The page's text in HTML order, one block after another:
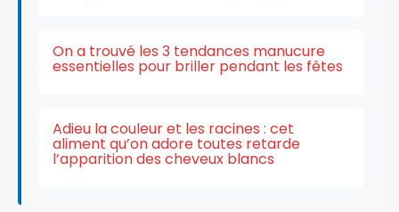
On a trouvé les 3 tendances manucure
essentielles pour briller pendant les fêtes
Adieu la couleur et les racines : cet
aliment qu’on adore toutes retarde
l’apparition des cheveux blancs